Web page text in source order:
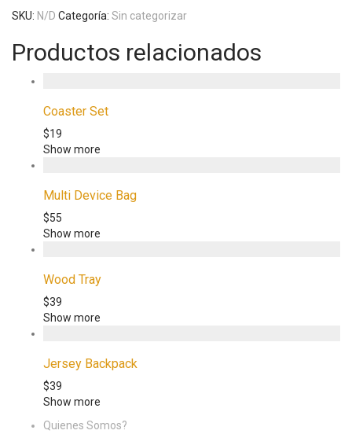
SKU: N/D Categoría: Sin categorizar
Productos relacionados
Coaster Set
$19
Show more
Multi Device Bag
$55
Show more
Wood Tray
$39
Show more
Jersey Backpack
$39
Show more
Quienes Somos?